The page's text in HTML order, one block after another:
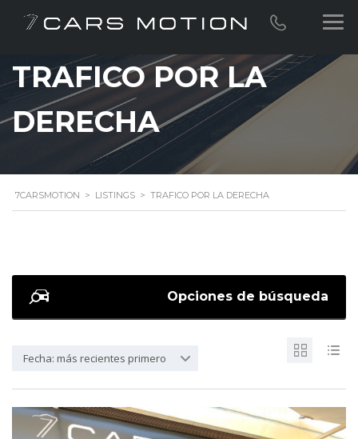
TRAFICO POR LA
DERECHA
7CARSMOTION > LISTINGS > TRAFICO POR LA DERECHA
Opciones de búsqueda
Fecha: más recientes primero